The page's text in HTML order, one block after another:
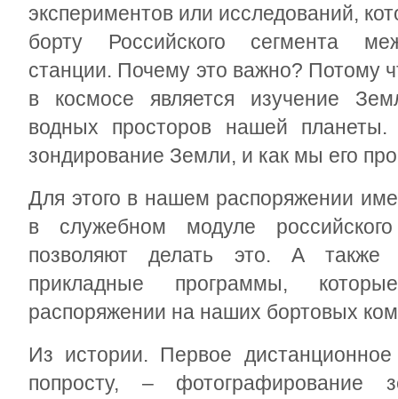
экспериментов или исследований,
борту Российского сегмента
станции. Почему это важно? Потому
в космосе является изучение
водных просторов нашей планеты.
зондирование Земли, и как мы его
Для этого в нашем распоряжении
в служебном модуле
позволяют делать это. А также
прикладные программы,
распоряжении на наших бортовых
Из истории. Первое
попросту, – фотографирование